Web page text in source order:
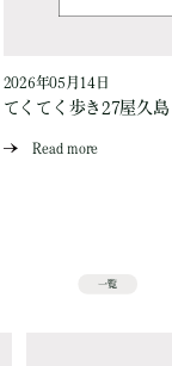
2026年05月14日
てくてく歩き27屋久
Read more
一覧